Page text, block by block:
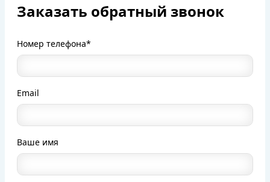
Заказать обратный звонок
Номер телефона*
Email
Ваше имя